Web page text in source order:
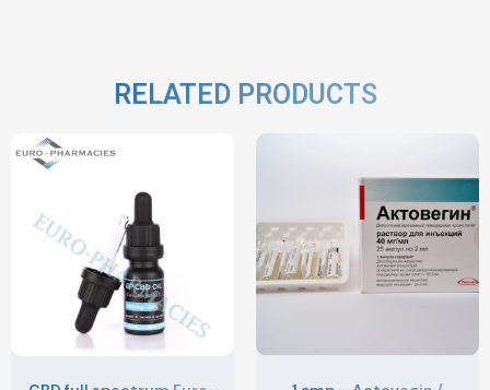
RELATED PRODUCTS